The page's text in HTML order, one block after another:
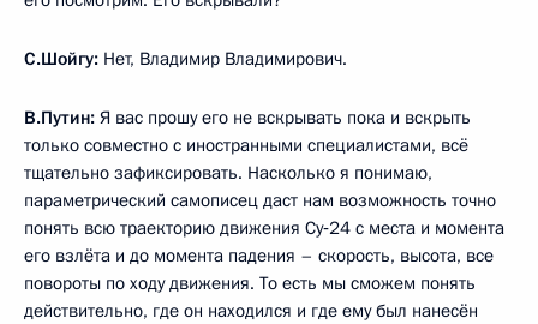
С.Шойгу: Нет, Владимир Владимирович.
В.Путин: Я вас прошу его не вскрывать пока и вскрыть
только совместно с иностранными специалистами, всё
тщательно зафиксировать. Насколько я понимаю,
параметрический самописец даст нам возможность точно
понять всю траекторию движения Су‑24 с места и момента
его взлёта и до момента падения – скорость, высота, все
повороты по ходу движения. То есть мы сможем понять
действительно, где он находился и где ему был нанесён